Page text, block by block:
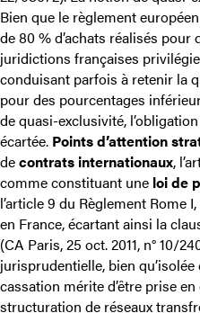
Bien que le règlement
de 80 % d’achats réalisés pour
juridictions françaises
conduisant parfois à retenir la
pour des pourcentages
de quasi-exclusivité,
écartée. Points d’attention
decontrats internationaux,
comme constituant une loi de
l’article 9 du Règlement Rome
en France, écartant ainsi la
(CA Paris, 25 oct. 2011, n° 10/
jurisprudentielle, bien
cassation mérite d’être prise
structuration de réseaux